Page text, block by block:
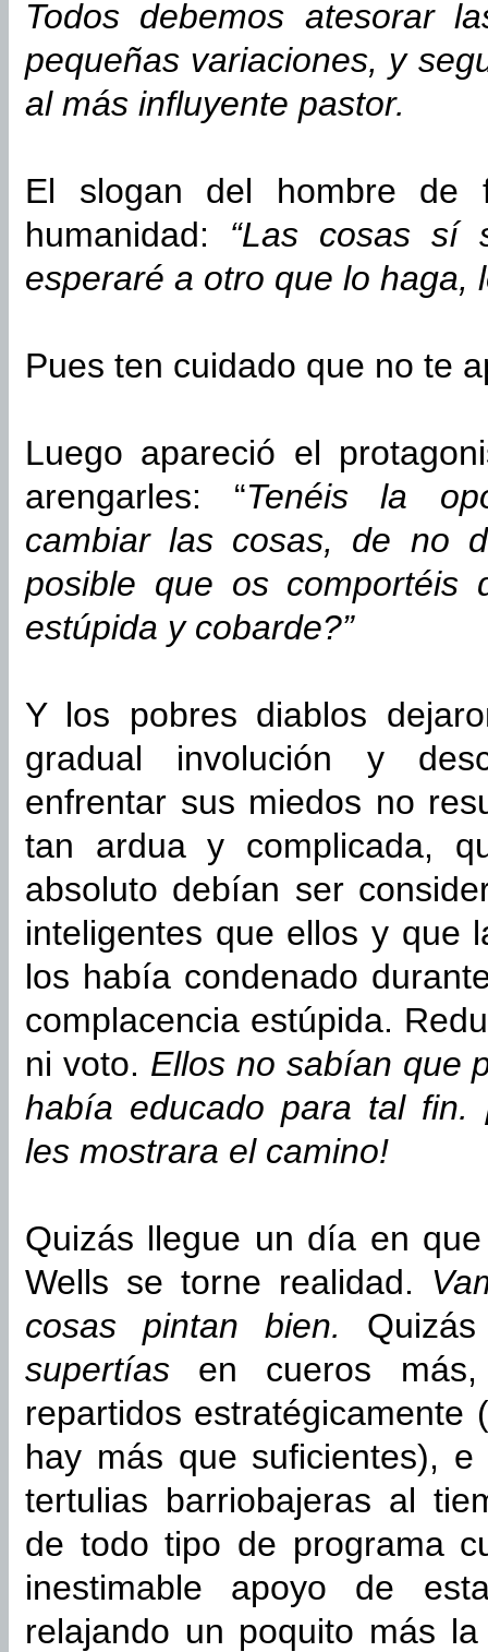
Todos debemos atesorar
pequeñas variaciones, y
al más influyente pastor.
El slogan del hombre
humanidad: “Las cosas sí
esperaré a otro que lo haga,
Pues ten cuidado que no te
Luego apareció el
arengarles: “Tenéis la
cambiar las cosas, de no
posible que os comportéis
estúpida y cobarde?”
Y los pobres diablos
gradual involución y
enfrentar sus miedos no
tan ardua y complicada,
absoluto debían ser
inteligentes que ellos y que
los había condenado
complacencia estúpida.
ni voto. Ellos no sabían que
había educado para tal fin.
les mostrara el camino!
Quizás llegue un día en
Wells se torne realidad.
cosas pintan bien.
supertías en cueros más,
repartidos
hay más que suficientes),
tertulias barriobajeras al
de todo tipo de programa
inestimable apoyo de
relajando un poquito más